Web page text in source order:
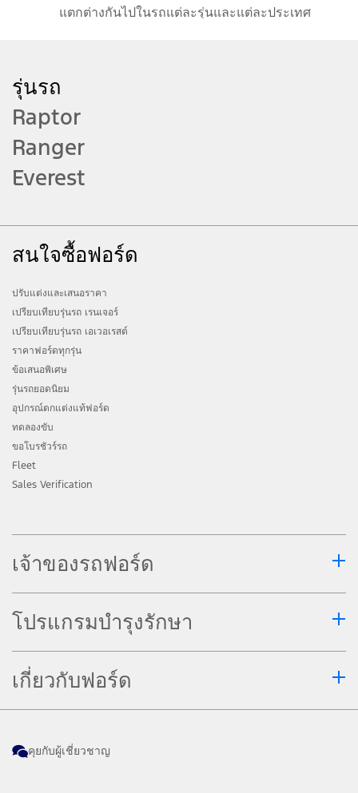
แตกต่างกันไปในรถแต่ละรุ่นและแต่ละประเทศ
แต่ละประเทศจะมีการเปิดเผยในโอกาสต่อไป
วิดีโอนี้ถ่ายทำด้วยรถยนต์ที่จำหน่ายในต่าง
แตกต่างจากกรุ่นที่จำหน่ายในตลาดของท่าน
กรุณาเข้าชมที่โชว์รูมฟอร์ด หรือ
มาตรฐานและคุณสมบัติที่ถูกต้องครบถ้วน
ระบบช่วยเหลือโหมดการขับขี่ต่าง ๆ เป็นเพียง
ดังกล่าวอาจไม่ทำงานในบางสถานการณ์ ขึ้น
อยู่กับอัตราความเร็วของการขับขี่ ลักษณะการ
รายละเอียดและเงื่อนไขการทำงานของระบบ
การสตาร์ทรถระยะไกลควรปฏิบัติอย่าง
สภาพแวดล้อมของรถคุณเท่านั้น รถยนต์จะถูก
ปรับให้อยู่ในสภาพการตั้งค่าล่าสุดที่กำหนดไว้
การตรวจสอบสถานะรถยนต์ การรายงาน
สถานะรถหรือการแจ้งเตือนผ่านอุปกรณ์ใดๆ
บำรุงรักษาตามปกติ เมื่อใดก็ตาม หากคุณเชื่อ
โปรดปรึกษาผู้เชี่ยวชาญเพื่อขอรับการวินิจฉัย
รุ่นรถ
Raptor
Ranger
Everest
สนใจซื้อฟอร์ด
ปรับแต่งและเสนอราคา
เปรียบเทียบรุ่นรถ เรนเจอร์
เปรียบเทียบรุ่นรถ เอเวอเรสต์
ราคาฟอร์ดทุกรุ่น
ข้อเสนอพิเศษ
รุ่นรถยอดนิยม
อุปกรณ์ตกแต่งแท้ฟอร์ด
ทดลองขับ
ขอโบรชัวร์รถ
Fleet
Sales Verification
เจ้าของรถฟอร์ด
โปรแกรมบำรุงรักษา
เกี่ยวกับฟอร์ด
คุยกับผู้เชี่ยวชาญ